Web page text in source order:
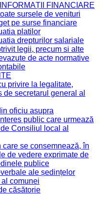
FINANCIARE
sursele de venituri
pe surse financiare
platilor
drepturilor salariale
legii, precum si alte
de acte normative
privire la legalitate,
de secretarul general al
oficiu asupra
public care urmează
Consiliul local al
care se consemnează, în
de vedere exprimate de
publice
ale ședințelor
comunei
căsătorie